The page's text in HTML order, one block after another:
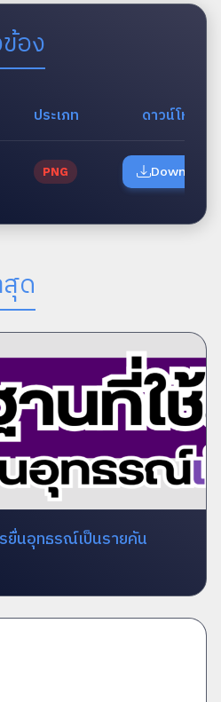
อง
ประเภท ดาวน์โหลด
PNG Download
สุด
ยื่นอุทธรณ์เป็นรายคัน